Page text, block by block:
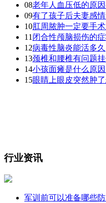
08老年人血压低的原
09有了孩子后夫妻感
10肛周脓肿一定要手
11 闭合性颅脑损伤的
12病毒性脑炎能活多久
13颈椎和腰椎有问题
14小孩面瘫是什么原
15眼睛上眼皮突然肿
行业资讯
军训前可以准备哪些